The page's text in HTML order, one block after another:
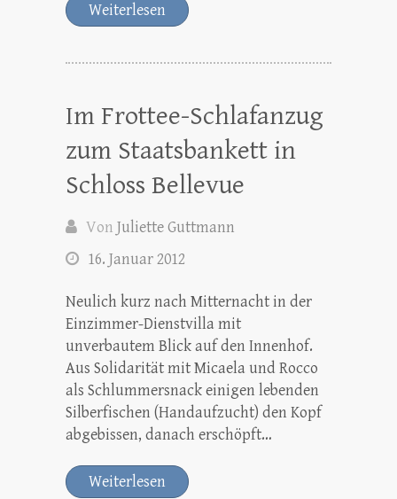
Weiterlesen
Im Frottee-Schlafanzug
zum Staatsbankett in
Schloss Bellevue
Von Juliette Guttmann
16. Januar 2012
Neulich kurz nach Mitternacht in der
Einzimmer-Dienstvilla mit
unverbautem Blick auf den Innenhof.
Aus Solidarität mit Micaela und Rocco
als Schlummersnack einigen lebenden
Silberfischen (Handaufzucht) den Kopf
abgebissen, danach erschöpft…
Weiterlesen